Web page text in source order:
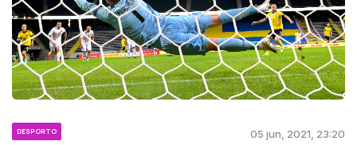
DESPORTO 05 jun, 2021, 23:20